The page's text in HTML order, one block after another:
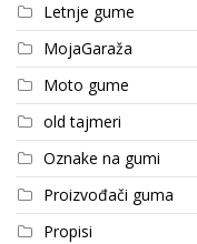
Letnje gume
MojaGaraža
Moto gume
old tajmeri
Oznake na gumi
Proizvođači guma
Propisi